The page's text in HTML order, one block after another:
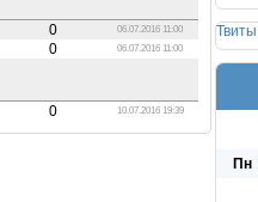
0 06.07.2016 11:00
0 06.07.2016 11:00
0 10.07.2016 19:39
Пн